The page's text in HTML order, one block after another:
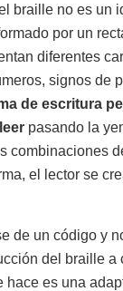
braille no es un
por un
diferentes
signos de
de escritura
pasando la
combinaciones
el lector se
de un código y
del braille a
hace es una